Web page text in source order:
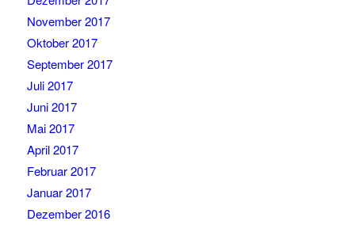
November 2017
Oktober 2017
September 2017
Juli 2017
Juni 2017
Mai 2017
April 2017
Februar 2017
Januar 2017
Dezember 2016